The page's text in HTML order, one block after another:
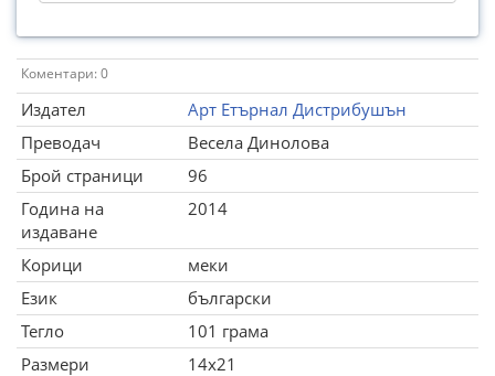
Коментари: 0
Издател
Арт Етърнал Дистрибушън
Преводач
Весела Динолова
Брой страници
96
Година на
издаване
2014
Корици
меки
Език
български
Тегло
101 грама
Размери
14x21